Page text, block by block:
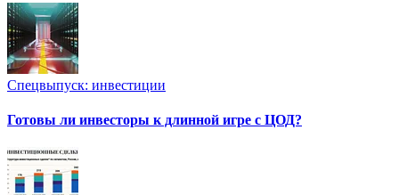
Спецвыпуск: инвестиции
Готовы ли инвесторы к длинной игре с ЦОД?